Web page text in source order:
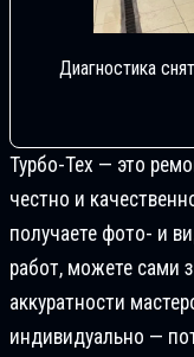
Диагностика
Турбо-Тех — это
честно и
получаете фото- и
работ, можете сами
аккуратности
индивидуально —